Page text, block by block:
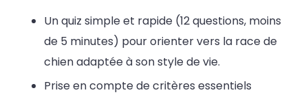
Un quiz simple et rapide (12 questions, moins
de 5 minutes) pour orienter vers la race de
chien adaptée à son style de vie.
Prise en compte de critères essentiels